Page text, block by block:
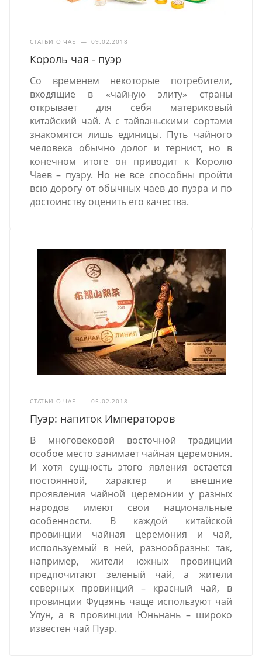
СТАТЬИ О ЧАЕ — 09.02.2018
Король чая - пуэр
Со временем некоторые потребители,
входящие в «чайную элиту» страны
открывает для себя материковый
китайский чай. А с тайваньскими сортами
знакомятся лишь единицы. Путь чайного
человека обычно долог и тернист, но в
конечном итоге он приводит к Королю
Чаев – пуэру. Но не все способны пройти
всю дорогу от обычных чаев до пуэра и по
достоинству оценить его качества.
СТАТЬИ О ЧАЕ — 05.02.2018
Пуэр: напиток Императоров
В многовековой восточной традиции
особое место занимает чайная церемония.
И хотя сущность этого явления остается
постоянной, характер и внешние
проявления чайной церемонии у разных
народов имеют свои национальные
особенности. В каждой китайской
провинции чайная церемония и чай,
используемый в ней, разнообразны: так,
например, жители южных провинций
предпочитают зеленый чай, а жители
северных провинций – красный чай, в
провинции Фуцзянь чаще используют чай
Улун, а в провинции Юньнань – широко
известен чай Пуэр.